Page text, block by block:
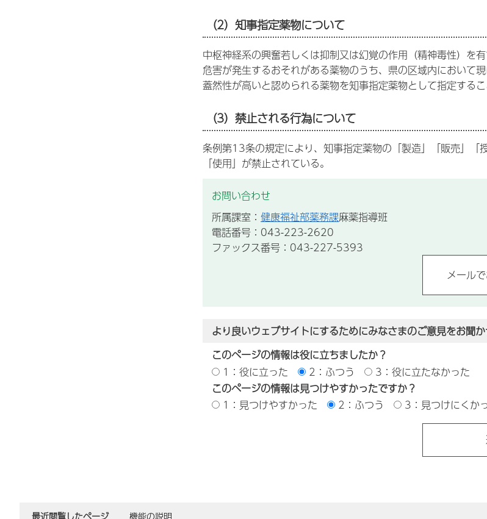
（2）知事指定薬物について
中枢神経系の興奮若しくは抑制又は幻覚の作用（精神毒性）を
危害が発生するおそれがある薬物のうち、県の区域内において
蓋然性が高いと認められる薬物を知事指定薬物として指定するこ
（3）禁止される行為について
条例第13条の規定により、知事指定薬物の「製造」「販売」「
「使用」が禁止されている。
お問い合わせ
所属課室： 健康福祉部薬務課麻薬指導班
電話番号：043-223-2620
ファックス番号：043-227-5393
より良いウェブサイトにするためにみなさまのご意見をお聞
このページの情報は役に立ちましたか？
1：役に立った
2：ふつう
3：役に立たなかった
このページの情報は見つけやすかったですか？
1：見つけやすかった
2：ふつう 3：見つけにくか
最近閲覧したページ 機能の説明